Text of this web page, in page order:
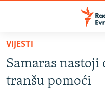
Pređite
glavni
sadržaj
BOSNA I HERCEGOVINA
VIJESTI
Samaras
tranšu pomoći